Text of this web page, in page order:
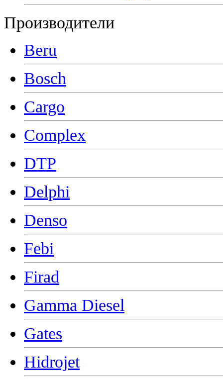
Производители
Beru
Bosch
Cargo
Complex
DTP
Delphi
Denso
Febi
Firad
Gamma Diesel
Gates
Hidrojet